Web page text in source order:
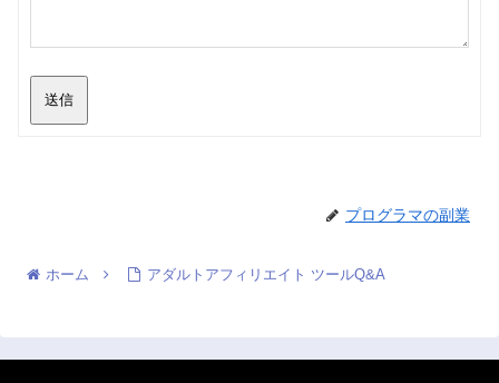
送信
プログラマの副業
ホーム アダルトアフィリエイト ツールQ&A